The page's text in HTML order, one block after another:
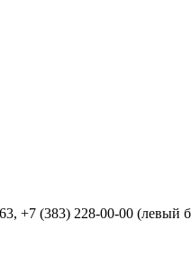
+7 (383) 228-00-00 (левый